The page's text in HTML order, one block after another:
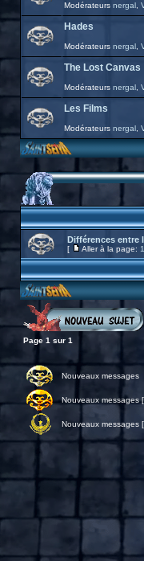
Modérateurs nergal,
Hades
Modérateurs nergal,
The Lost Canvas
Modérateurs nergal,
Les Films
Modérateurs nergal,
Différences entre
[ Aller à la page: 1
Page 1 sur 1
Nouveaux messages
Nouveaux messages
Nouveaux messages